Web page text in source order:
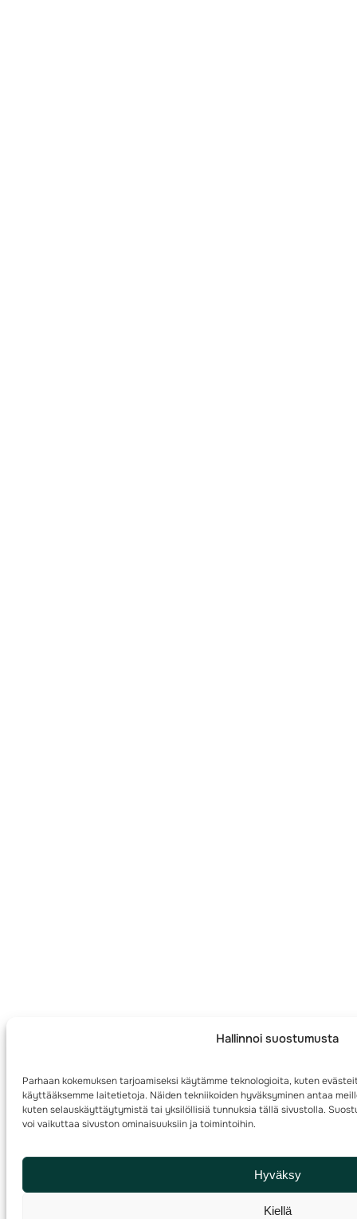
Hallinnoi suostumusta
Parhaan kokemuksen tarjoamiseksi käytämme teknologioita, kuten
käyttääksemme laitetietoja. Näiden tekniikoiden hyväksyminen antaa
kuten selauskäyttäytymistä tai yksilöllisiä tunnuksia tällä sivustolla.
voi vaikuttaa sivuston ominaisuuksiin ja toimintoihin.
Hyväksy
Kiellä